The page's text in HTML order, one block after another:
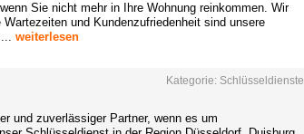
Sie nicht mehr in Ihre Wohnung reinkommen. Wir
und Kundenzufriedenheit sind unsere
weiterlesen
Kategorie: Schlüsseldienste
und zuverlässiger Partner, wenn es um